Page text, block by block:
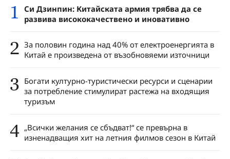
1
Си Дзинпин: Китайската армия трябва да се
развива висококачествено и иновативно
2 За половин година над 40% от електроенергията в
Китай е произведена от възобновяеми източници
3 Богати културно-туристически ресурси и сценарии
за потребление стимулират растежа на входящия
туризъм
4 „Всички желания се сбъдват!“ се превърна в
изненадващия хит на летния филмов сезон в Китай